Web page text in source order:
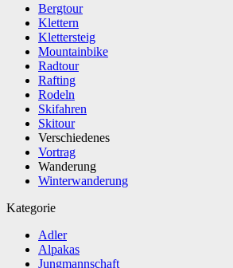
Bergtour
Klettern
Klettersteig
Mountainbike
Radtour
Rafting
Rodeln
Skifahren
Skitour
Verschiedenes
Vortrag
Wanderung
Winterwanderung
Kategorie
Adler
Alpakas
Jungmannschaft